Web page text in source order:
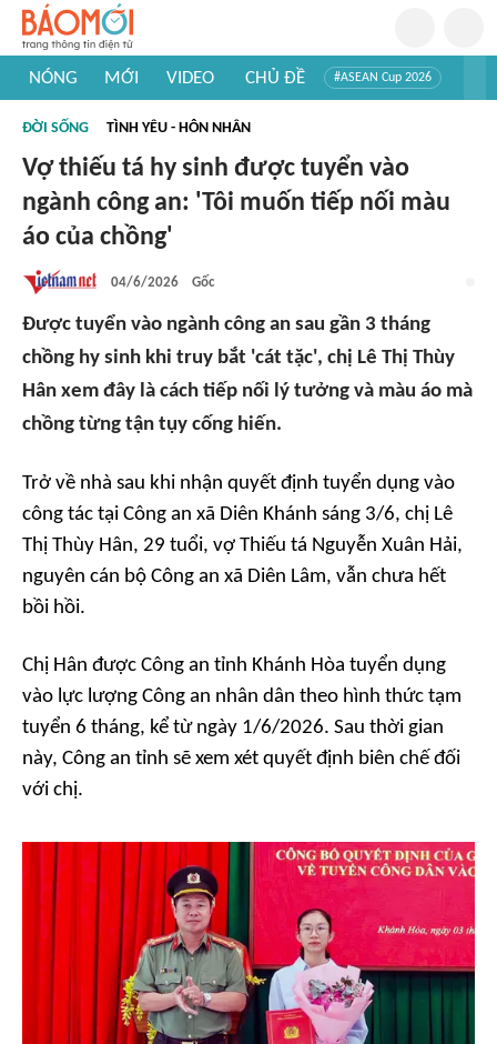
NÓNG MỚI VIDEO CHỦ ĐỀ #ASEAN Cup 2026
#Khám phá thế giới
ĐỜI SỐNG TÌNH YÊU - HÔN NHÂN
Vợ thiếu tá hy sinh được tuyển vào
ngành công an: 'Tôi muốn tiếp nối màu
áo của chồng'
04/6/2026 Gốc
Được tuyển vào ngành công an sau gần 3 tháng
chồng hy sinh khi truy bắt 'cát tặc', chị Lê Thị Thùy
Hân xem đây là cách tiếp nối lý tưởng và màu áo mà
chồng từng tận tụy cống hiến.
Trở về nhà sau khi nhận quyết định tuyển dụng vào
công tác tại Công an xã Diên Khánh sáng 3/6, chị Lê
Thị Thùy Hân, 29 tuổi, vợ Thiếu tá Nguyễn Xuân Hải,
nguyên cán bộ Công an xã Diên Lâm, vẫn chưa hết
bồi hồi.
Chị Hân được Công an tỉnh Khánh Hòa tuyển dụng
vào lực lượng Công an nhân dân theo hình thức tạm
tuyển 6 tháng, kể từ ngày 1/6/2026. Sau thời gian
này, Công an tỉnh sẽ xem xét quyết định biên chế đối
với chị.